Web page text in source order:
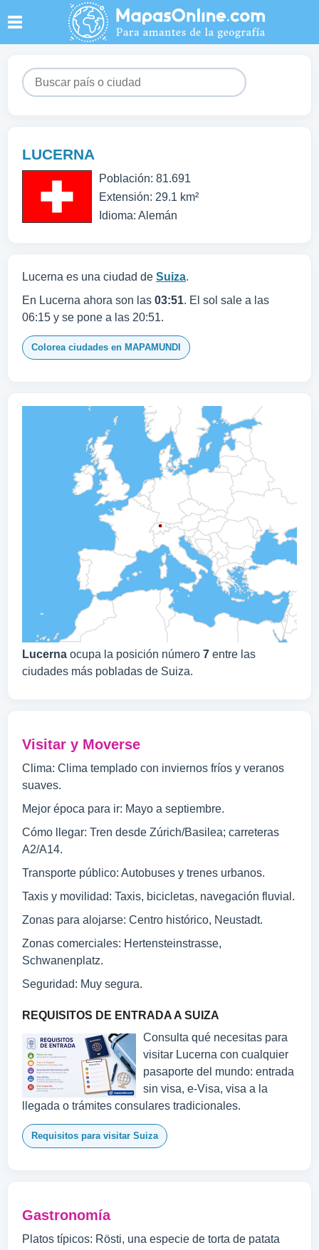
LUCERNA
Población: 81.691
Extensión: 29.1 km²
Idioma: Alemán
Lucerna es una ciudad de Suiza.
En Lucerna ahora son las 03:51. El sol sale a las
06:15 y se pone a las 20:51.
Colorea ciudades en MAPAMUNDI
Lucerna ocupa la posición número 7 entre las
ciudades más pobladas de Suiza.
Visitar y Moverse
Clima: Clima templado con inviernos fríos y veranos
suaves.
Mejor época para ir: Mayo a septiembre.
Cómo llegar: Tren desde Zúrich/Basilea; carreteras
A2/A14.
Transporte público: Autobuses y trenes urbanos.
Taxis y movilidad: Taxis, bicicletas, navegación fluvial.
Zonas para alojarse: Centro histórico, Neustadt.
Zonas comerciales: Hertensteinstrasse,
Schwanenplatz.
Seguridad: Muy segura.
REQUISITOS DE ENTRADA A SUIZA
Consulta qué necesitas para
visitar Lucerna con cualquier
pasaporte del mundo: entrada
sin visa, e-Visa, visa a la
llegada o trámites consulares tradicionales.
Requisitos para visitar Suiza
Gastronomía
Platos típicos: Rösti, una especie de torta de patata